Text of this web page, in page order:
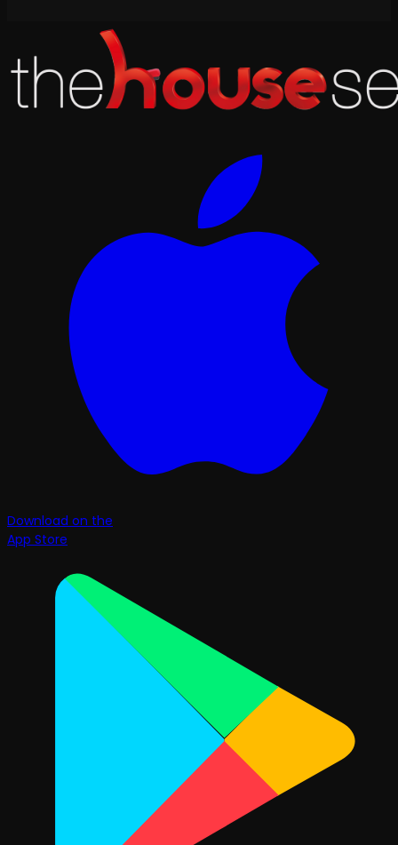
Download on the
App Store